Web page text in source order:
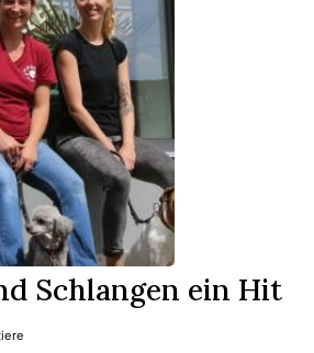
Schlangen ein Hit